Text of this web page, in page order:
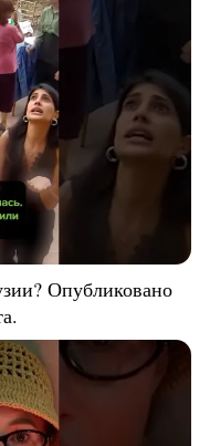
Опубликовано